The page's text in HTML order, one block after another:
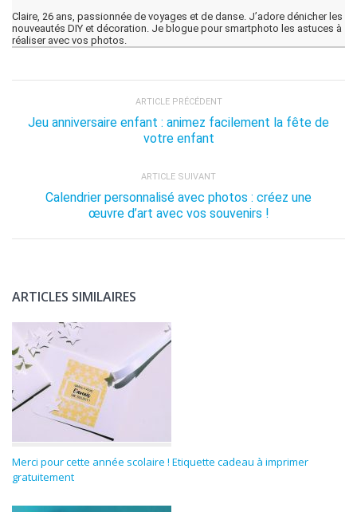
Claire, 26 ans, passionnée de voyages et de danse. J’adore dénicher les
nouveautés DIY et décoration. Je blogue pour smartphoto les astuces à
réaliser avec vos photos.
ARTICLE PRÉCÉDENT
Jeu anniversaire enfant : animez facilement la fête de
votre enfant
ARTICLE SUIVANT
Calendrier personnalisé avec photos : créez une
œuvre d’art avec vos souvenirs !
ARTICLES SIMILAIRES
Merci pour cette année scolaire ! Etiquette cadeau à imprimer
gratuitement